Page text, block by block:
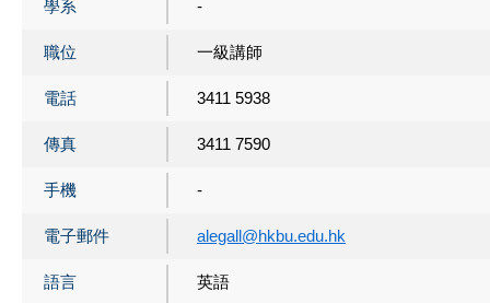
學系 -
職位 一級講師
電話 3411 5938
傳真 3411 7590
手機 -
電子郵件 alegall@hkbu.edu.hk
語言 英語